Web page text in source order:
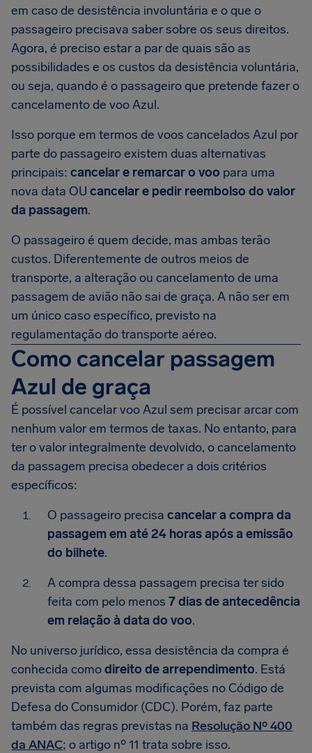
em caso de desistência involuntária e o que o
passageiro precisava saber sobre os seus direitos.
Agora, é preciso estar a par de quais são as
possibilidades e os custos da desistência voluntária,
ou seja, quando é o passageiro que pretende fazer o
cancelamento de voo Azul.
Isso porque em termos de voos cancelados Azul por
parte do passageiro existem duas alternativas
principais: cancelar e remarcar o voo para uma
nova data OU cancelar e pedir reembolso do valor
da passagem.
O passageiro é quem decide, mas ambas terão
custos. Diferentemente de outros meios de
transporte, a alteração ou cancelamento de uma
passagem de avião não sai de graça. A não ser em
um único caso específico, previsto na
regulamentação do transporte aéreo.
Como cancelar passagem
Azul de graça
É possível cancelar voo Azul sem precisar arcar com
nenhum valor em termos de taxas. No entanto, para
ter o valor integralmente devolvido, o cancelamento
da passagem precisa obedecer a dois critérios
específicos:
O passageiro precisa cancelar a compra da
passagem em até 24 horas após a emissão
do bilhete.
A compra dessa passagem precisa ter sido
feita com pelo menos 7 dias de antecedência
em relação à data do voo.
No universo jurídico, essa desistência da compra é
conhecida comodireito de arrependimento. Está
prevista com algumas modificações no Código de
Defesa do Consumidor (CDC). Porém, faz parte
também das regras previstas na Resolução Nº 400
da ANAC; o artigo nº 11 trata sobre isso.